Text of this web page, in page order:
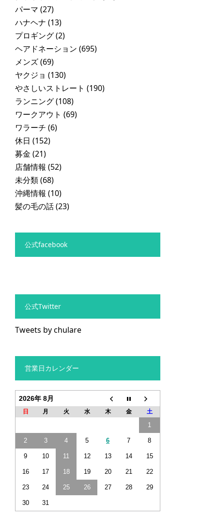
パーマ (27)
ハナヘナ (13)
プロギング(2)
ヘアドネーション (695)
メンズ(69)
ヤクジョ (130)
やさしいストレート (190)
ランニング(108)
ワークアウト (69)
ワラーチ (6)
休日 (152)
募金 (21)
店舗情報 (52)
未分類(68)
沖縄情報 (10)
髪の毛の話(23)
公式facebook
公式Twitter
Tweets by chulare
営業日カレンダー
2026年 8月
日 月 火 水 木 金 土
1
2 3 4 5 6 7 8
9 10 11 12 13 14 15
16 17 18 19 20 21 22
23 24 25 26 27 28 29
30 31